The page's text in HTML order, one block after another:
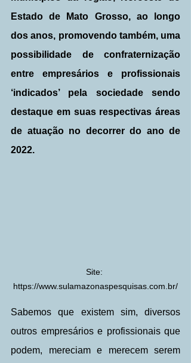
Estado de Mato Grosso, ao longo
dos anos, promovendo também, uma
possibilidade de confraternização
entre empresários e profissionais
‘indicados’ pela sociedade sendo
destaque em suas respectivas áreas
de atuação no decorrer do ano de
2022.
Site:
https://www.sulamazonaspesquisas.com.br/
Sabemos que existem sim, diversos
outros empresários e profissionais que
podem, mereciam e merecem serem